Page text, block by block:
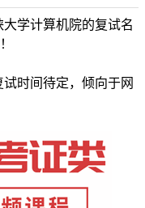
学计算机院的复试名
时间待定，倾向于网